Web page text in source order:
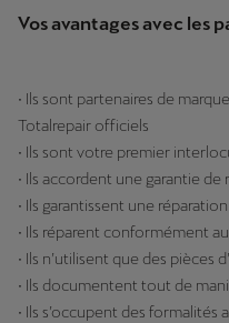
Vos avantages avec les
• Ils sont partenaires de
Totalrepair officiels
• Ils sont votre premier
• Ils accordent une garantie de
• Ils garantissent une
• Ils réparent conformément
• Ils n’utilisent que des pièces
• Ils documentent tout de
• Ils s’occupent des